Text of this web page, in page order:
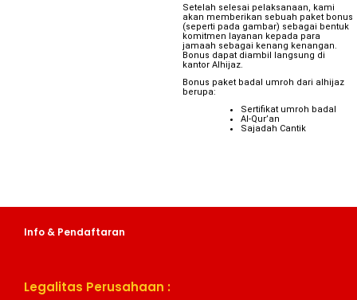
Setelah selesai pelaksanaan, kami
akan memberikan sebuah paket bonus
(seperti pada gambar) sebagai bentuk
komitmen layanan kepada para
jamaah sebagai kenang kenangan.
Bonus dapat diambil langsung di
kantor Alhijaz.
Bonus paket badal umroh dari alhijaz
berupa:
Sertifikat umroh badal
Al-Qur’an
Sajadah Cantik
Info & Pendaftaran
Legalitas Perusahaan :